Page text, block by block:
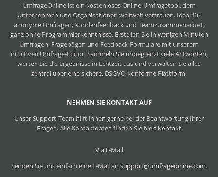
UmfrageOnline ist ein kostenloses Online-Umfragetool, dem
Unternehmen und Organisationen weltweit vertrauen. Ideal für
anonyme Umfragen, Kundenfeedback und Teamzusammenarbeit,
ganz ohne Programmierkenntnisse. Erstellen Sie in wenigen Minuten
Umfragen, Fragebögen und Feedback-Formulare mit unserem
intuitiven Umfrage-Editor. Sammeln Sie unbegrenzt viele Antworten,
werten Sie die Ergebnisse in Echtzeit aus und verwalten Sie alles
zentral über eine sichere, DSGVO-konforme Plattform.
NEHMEN SIE KONTAKT AUF
Unser Support-Team hilft Ihnen gerne bei der Beantwortung Ihrer
Fragen. Alle Kontaktdaten finden Sie hier: Kontakt
Via E-Mail
Senden Sie uns einfach eine E-Mail an support@umfrageonline.com.